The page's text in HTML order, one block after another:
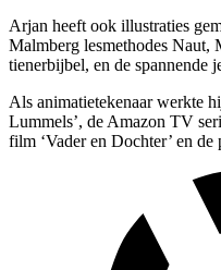
Arjan heeft ook illustraties
Malmberg lesmethodes Naut,
tienerbijbel, en de spannende
Als animatietekenaar werkte
Lummels’, de Amazon TV
film ‘Vader en Dochter’ en